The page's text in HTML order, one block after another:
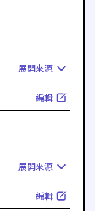
展開來源
編輯
展開來源
編輯